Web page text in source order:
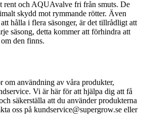
rent och AQUAvalve fri från smuts. De
skydd mot rymmande rötter. Även
hålla i flera säsonger, är det tillrådligt att
säsong, detta kommer att förhindra att
den finns.
om användning av våra produkter,
Vi är här för att hjälpa dig att få
säkerställa att du använder produkterna
oss på kundservice@supergrow.se eller